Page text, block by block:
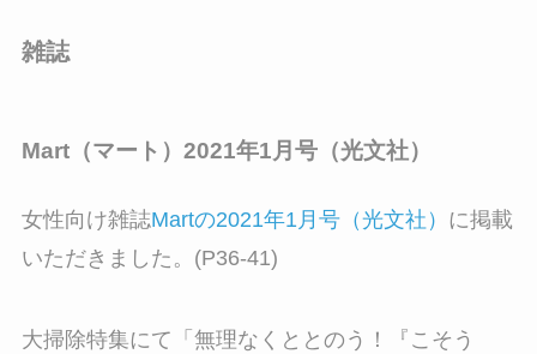
雑誌
Mart（マート）2021年1月号（光文社）
女性向け雑誌Martの2021年1月号（光文社） に掲載
いただきました。(P36-41)
大掃除特集にて「無理なくととのう！『こそう